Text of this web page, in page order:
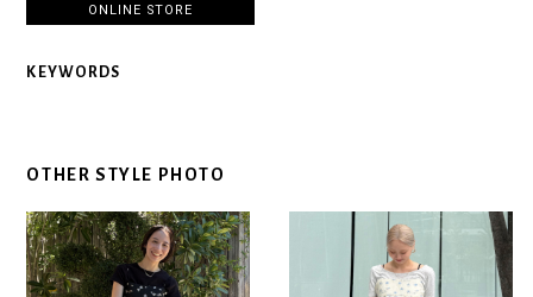
ONLINE STORE
KEYWORDS
OTHER STYLE PHOTO